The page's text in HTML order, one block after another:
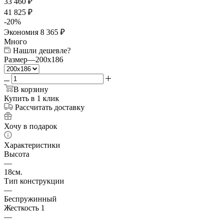
41 825 ₽
-20%
Экономия 8 365 ₽
Много
Нашли дешевле?
Размер—200x186
В корзину
Купить в 1 клик
Рассчитать доставку
Хочу в подарок
Характеристики
Высота
—
18см.
Тип конструкции
—
Беспружинный
Жесткость 1
—